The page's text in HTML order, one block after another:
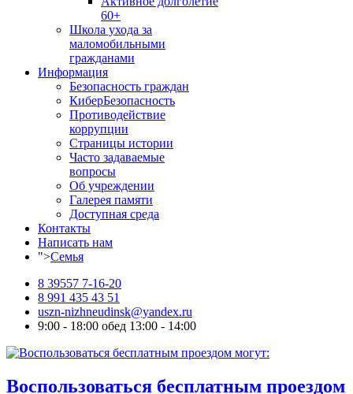
60+
Школа ухода за
маломобильными
гражданами
Информация
Безопасность граждан
КиберБезопасность
Противодействие
коррупции
Страницы истории
Часто задаваемые
вопросы
Об учреждении
Галерея памяти
Доступная среда
Контакты
Написать нам
">Семья
8 39557 7-16-20
8 991 435 43 51
uszn-nizhneudinsk@yandex.ru
9:00 - 18:00 обед 13:00 - 14:00
Воспользоваться бесплатным проездом